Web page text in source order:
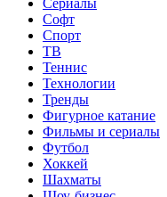
Софт
Спорт
ТВ
Теннис
Технологии
Тренды
Фигурное катание
Фильмы и сериалы
Футбол
Хоккей
Шахматы